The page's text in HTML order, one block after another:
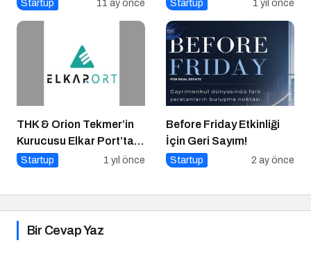
Startup 11 ay önce Startup 1 yıl önce
THK & Orion Tekmer’in
Kurucusu Elkar Port’tan
Savunma Sanayii
Yatırım
Startup 1 yıl önce
Before Friday Etkinliği
İçin Geri Sayım!
Startup 2 ay önce
Bir Cevap Yaz